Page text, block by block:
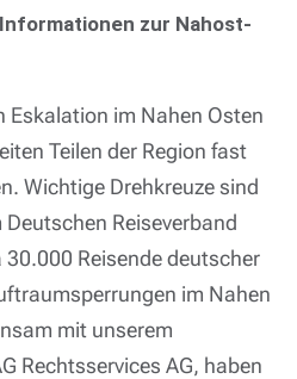
zur Nahost-
Eskalation im Nahen Osten
Teilen der Region fast
Wichtige Drehkreuze sind
Reiseverband
30.000 Reisende deutscher
im Nahen
mit unserem
Rechtsservices AG, haben